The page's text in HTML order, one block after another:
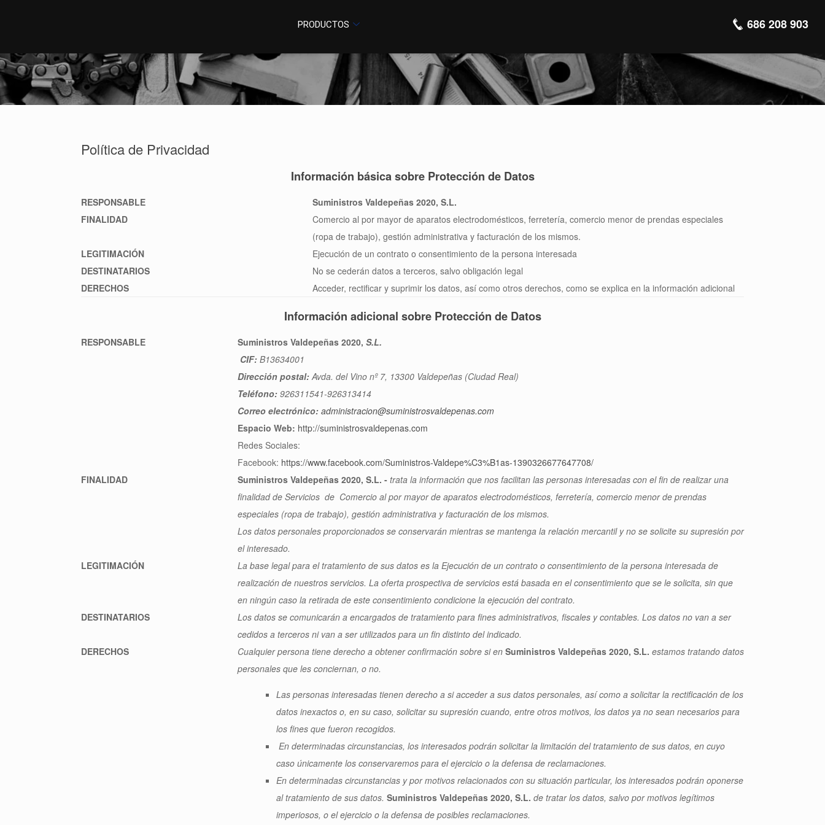
PRODUCTOS 686 208 903
Política de Privacidad
Información básica sobre Protección de Datos
RESPONSABLE
Suministros Valdepeñas 2020, S.L.
FINALIDAD
Comercio al por mayor de aparatos electrodomésticos, ferretería, comercio menor de prendas especiales
(ropa de trabajo), gestión administrativa y facturación de los mismos.
LEGITIMACIÓN
Ejecución de un contrato o consentimiento de la persona interesada
DESTINATARIOS
No se cederán datos a terceros, salvo obligación legal
DERECHOS
Acceder, rectificar y suprimir los datos, así como otros derechos, como se explica en la información adicional
Información adicional sobre Protección de Datos
RESPONSABLE Suministros Valdepeñas 2020, S.L.
CIF: B13634001
Dirección postal: Avda. del Vino nº 7, 13300 Valdepeñas (Ciudad Real)
Teléfono: 926311541-926313414
Correo electrónico: administracion@suministrosvaldepenas.com
Espacio Web: http://suministrosvaldepenas.com
Redes Sociales:
Facebook: https://www.facebook.com/Suministros-Valdepe%C3%B1as-1390326677647708/
FINALIDAD
Suministros Valdepeñas 2020, S.L. - trata la información que nos facilitan las personas interesadas con el fin de realizar una
finalidad de Servicios de Comercio al por mayor de aparatos electrodomésticos, ferretería, comercio menor de prendas
especiales (ropa de trabajo), gestión administrativa y facturación de los mismos.
Los datos personales proporcionados se conservarán mientras se mantenga la relación mercantil y no se solicite su supresión por
el interesado.
LEGITIMACIÓN
La base legal para el tratamiento de sus datos es la Ejecución de un contrato o consentimiento de la persona interesada de
realización de nuestros servicios. La oferta prospectiva de servicios está basada en el consentimiento que se le solicita, sin que
en ningún caso la retirada de este consentimiento condicione la ejecución del contrato.
DESTINATARIOS
Los datos se comunicarán a encargados de tratamiento para fines administrativos, fiscales y contables. Los datos no van a ser
cedidos a terceros ni van a ser utilizados para un fin distinto del indicado.
DERECHOS
Cualquier persona tiene derecho a obtener confirmación sobre si en Suministros Valdepeñas 2020, S.L. estamos tratando datos
personales que les conciernan, o no.
Las personas interesadas tienen derecho a si acceder a sus datos personales, así como a solicitar la rectificación de los
datos inexactos o, en su caso, solicitar su supresión cuando, entre otros motivos, los datos ya no sean necesarios para
los fines que fueron recogidos.
En determinadas circunstancias, los interesados podrán solicitar la limitación del tratamiento de sus datos, en cuyo
caso únicamente los conservaremos para el ejercicio o la defensa de reclamaciones.
En determinadas circunstancias y por motivos relacionados con su situación particular, los interesados podrán oponerse
al tratamiento de sus datos. Suministros Valdepeñas 2020, S.L. de tratar los datos, salvo por motivos legítimos
imperiosos, o el ejercicio o la defensa de posibles reclamaciones.